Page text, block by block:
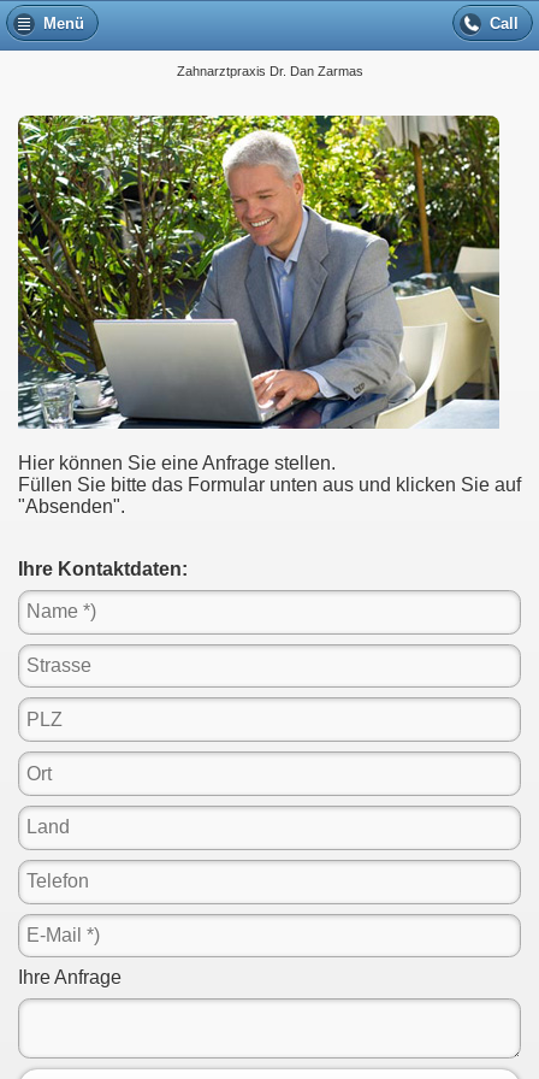
Menü Call
Zahnarztpraxis Dr. Dan Zarmas
Hier können Sie eine Anfrage stellen.
Füllen Sie bitte das Formular unten aus und klicken Sie auf
"Absenden".
Ihre Kontaktdaten:
Ihre Anfrage